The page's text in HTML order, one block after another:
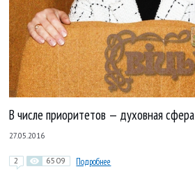
В числе приоритетов — духовная сфера
27.05.2016
2 6509 Подробнее